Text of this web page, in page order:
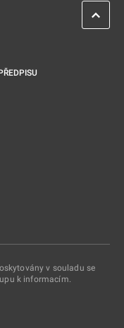
v souladu se
k informacím.